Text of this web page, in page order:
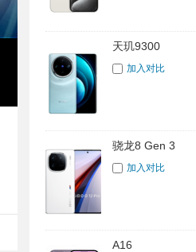
天玑9300
加入对比
骁龙8 Gen 3
加入对比
A16